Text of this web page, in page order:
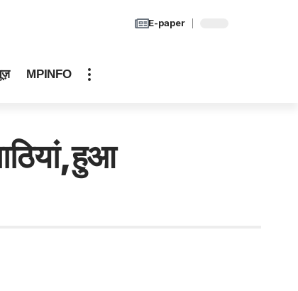
E-paper
MPINFO